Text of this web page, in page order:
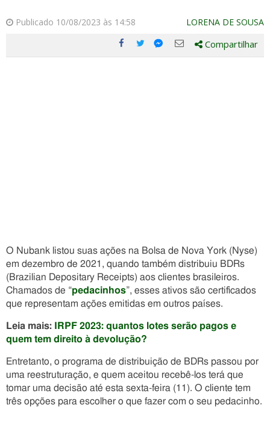
Publicado 10/08/2023 às 14:58 LORENA DE SOUSA
Compartilhe
Compartilhe
Compartilhe
Compartilhe
Compartilhar
O Nubank listou suas ações na Bolsa de Nova York (Nyse)
em dezembro de 2021, quando também distribuiu BDRs
(Brazilian Depositary Receipts) aos clientes brasileiros.
Chamados de “pedacinhos”, esses ativos são certificados
que representam ações emitidas em outros países.
Leia mais:
IRPF 2023: quantos lotes serão pagos e
quem tem direito à devolução?
Entretanto, o programa de distribuição de BDRs passou por
uma reestruturação, e quem aceitou recebê-los terá que
tomar uma decisão até esta sexta-feira (11). O cliente tem
três opções para escolher o que fazer com o seu pedacinho.